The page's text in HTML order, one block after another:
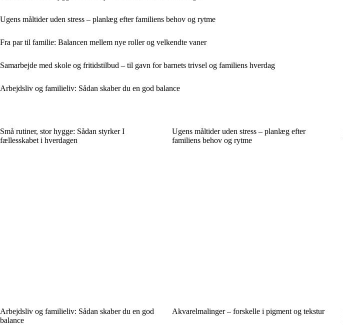
Ugens måltider uden stress – planlæg efter familiens behov og rytme
Fra par til familie: Balancen mellem nye roller og velkendte vaner
Samarbejde med skole og fritidstilbud – til gavn for barnets trivsel og familiens hverdag
Arbejdsliv og familieliv: Sådan skaber du en god balance
Små rutiner, stor hygge: Sådan styrker I
fællesskabet i hverdagen
Ugens måltider uden stress – planlæg efter
familiens behov og rytme
Arbejdsliv og familieliv: Sådan skaber du en god
balance
Akvarelmalinger – forskelle i pigment og tekstur